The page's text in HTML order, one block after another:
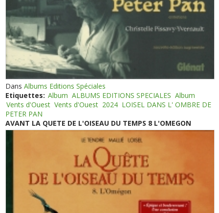
DansAlbums Editions Spéciales
Etiquettes: Album ALBUMS EDITIONS SPECIALES Album
Vents d'Ouest Vents d'Ouest 2024 LOISEL DANS L' OMBRE DE
PETER PAN
AVANT LA QUETE DE L'OISEAU DU TEMPS 8 L'OMEGON